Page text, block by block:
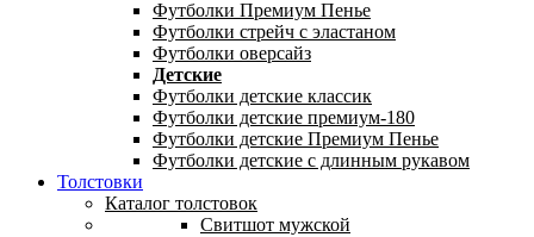
Футболки Премиум Пенье
Футболки стрейч с эластаном
Футболки оверсайз
Детские
Футболки детские классик
Футболки детские премиум-180
Футболки детские Премиум Пенье
Футболки детские с длинным рукавом
Толстовки
Каталог толстовок
Свитшот мужской